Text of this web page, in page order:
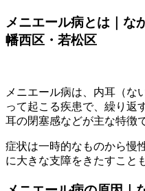
メニエール病とは｜な
幡西区・若松区
メニエール病は、内耳（な
って起こる疾患で、繰り返
耳の閉塞感などが主な特徴
症状は一時的なものから慢
に大きな支障をきたすこと